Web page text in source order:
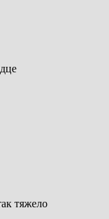
тяжело